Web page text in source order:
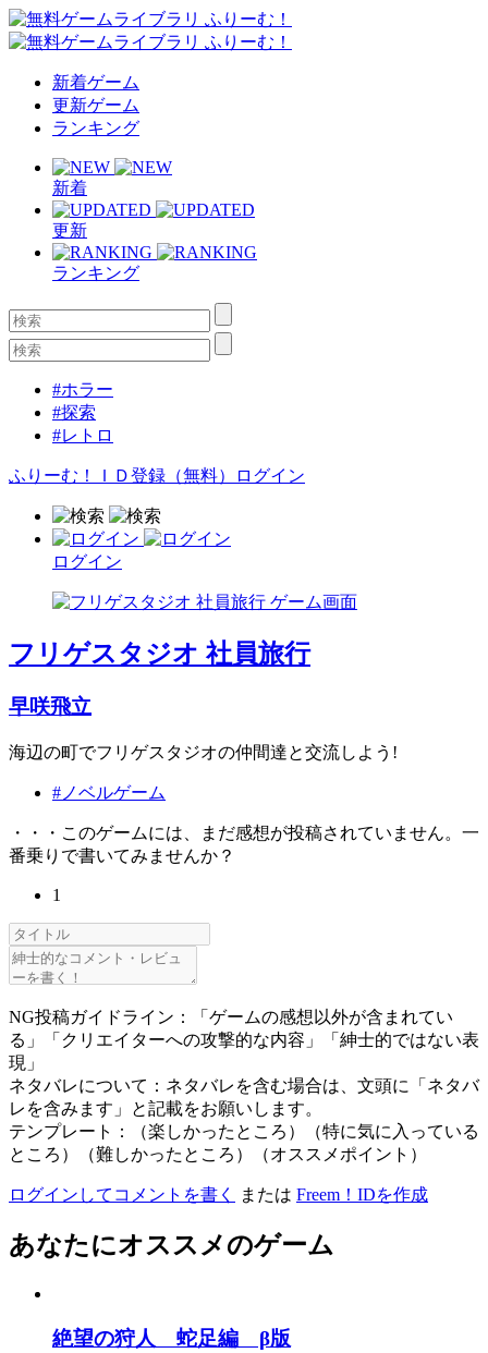
新着ゲーム
更新ゲーム
ランキング
新着
更新
ランキング
#ホラー
#探索
#レトロ
ふりーむ！ＩＤ登録（無料） ログイン
ログイン
フリゲスタジオ 社員旅行
早咲飛立
海辺の町でフリゲスタジオの仲間達と交流しよう!
#ノベルゲーム
・・・このゲームには、まだ感想が投稿されていません。一
番乗りで書いてみませんか？
1
NG投稿ガイドライン：「ゲームの感想以外が含まれてい
る」「クリエイターへの攻撃的な内容」「紳士的ではない表
現」
ネタバレについて：ネタバレを含む場合は、文頭に「ネタバ
レを含みます」と記載をお願いします。
テンプレート：（楽しかったところ）（特に気に入っている
ところ）（難しかったところ）（オススメポイント）
ログインしてコメントを書く または Freem！IDを作成
あなたにオススメのゲーム
絶望の狩人 蛇足編 β版